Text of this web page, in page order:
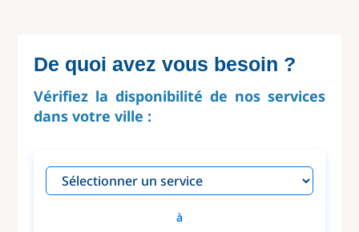
De quoi avez vous besoin ?
Vérifiez la disponibilité de nos services
dans votre ville :
à